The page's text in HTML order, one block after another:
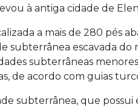
à antiga cidade de
a mais de 280 pés
subterrânea escavada
subterrâneas
de acordo com guias
subterrânea, que possui